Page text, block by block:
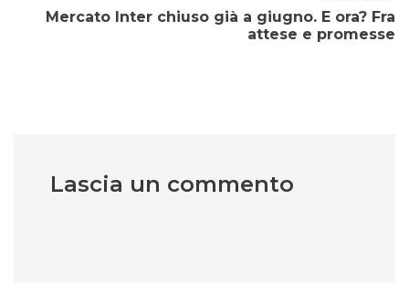
Mercato Inter chiuso già a giugno. E ora? Fra
attese e promesse
Lascia un commento